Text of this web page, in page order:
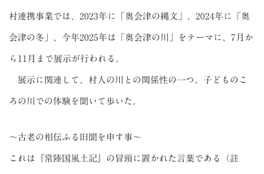
村連携事業では、2023年に「奥会津の縄文」、2024年に「奥
会津の冬」、今年2025年は「奥会津の川」をテーマに、7月か
ら11月まで展示が行われる。
展示に関連して、村人の川との関係性の一つ、子どものこ
ろの川での体験を聞いて歩いた。
～古老の相伝ふる旧聞を申す事～
これは『常陸国風土記』の冒頭に置かれた言葉である（註